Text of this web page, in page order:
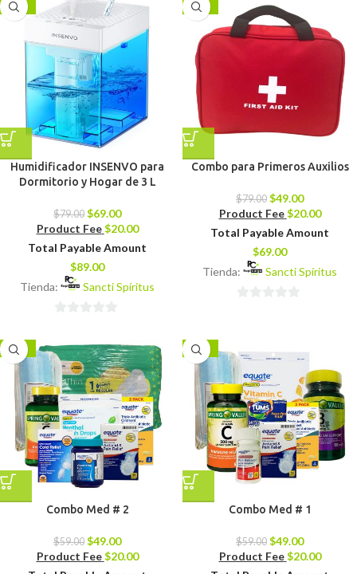
-13%
Humidificador INSENVO para
Dormitorio y Hogar de 3 L
$79.00 $69.00
Product Fee $20.00
Total Payable Amount
$89.00
Tienda:
Sancti Spíritus
5
-38%
Combo para Primeros Auxilios
$79.00 $49.00
Product Fee $20.00
Total Payable Amount
$69.00
Tienda:
Sancti Spíritus
-17%
Combo Med # 2
$59.00 $49.00
Product Fee $20.00
-17%
Combo Med # 1
$59.00 $49.00
Product Fee $20.00